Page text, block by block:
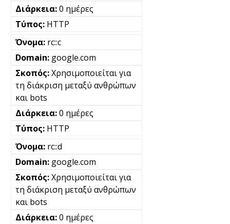
0 ημέρες
HTTP
rc::c
google.com
Χρησιμοποιείται για
τη διάκριση μεταξύ ανθρώπων
και bots
0 ημέρες
HTTP
rc::d
google.com
Χρησιμοποιείται για
τη διάκριση μεταξύ ανθρώπων
και bots
0 ημέρες